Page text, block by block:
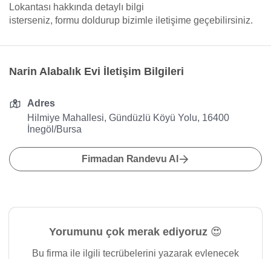
Lokantası hakkında detaylı bilgi
isterseniz, formu doldurup bizimle iletişime geçebilirsiniz.
Narin Alabalık Evi İletişim Bilgileri
Adres
Hilmiye Mahallesi, Gündüzlü Köyü Yolu, 16400
İnegöl/Bursa
Firmadan Randevu Al
Yorumunu çok merak ediyoruz 😍
Bu firma ile ilgili tecrübelerini yazarak evlenecek